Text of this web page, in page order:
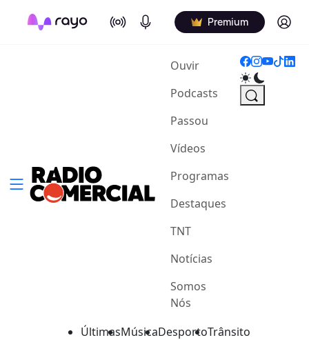
On Air Podcasts Premium Log in
Ouvir(current)
Podcasts
Passou
Vídeos
Programas
Destaques
TNT
Notícias
Somos
Nós
ÚltimasMúsicaDesportoTrânsito